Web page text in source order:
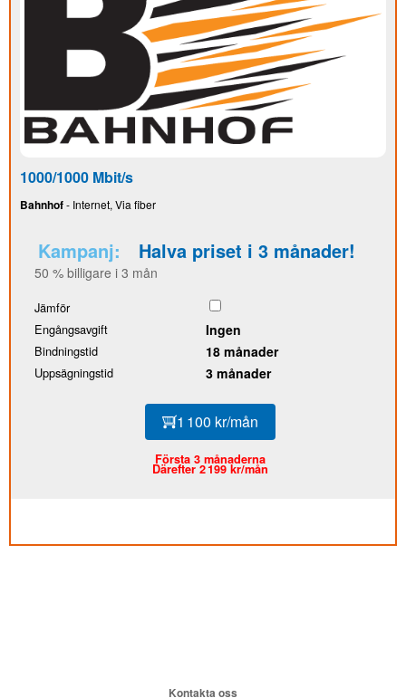
1000/1000 Mbit/s
Bahnhof- Internet, Via fiber
Kampanj: Halva priset i 3 månader!
50 % billigare i 3 mån
Jämför
Engångsavgift
Ingen
Bindningstid 18 månader
Uppsägningstid 3 månader
1 100 kr/mån
Första 3 månaderna
Därefter 2 199 kr/mån
Kontakta oss